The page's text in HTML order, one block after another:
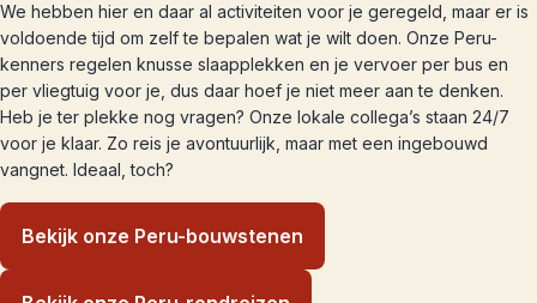
We hebben hier en daar al activiteiten voor je geregeld, maar er is
voldoende tijd om zelf te bepalen wat je wilt doen. Onze Peru-
kenners regelen knusse slaapplekken en je vervoer per bus en
per vliegtuig voor je, dus daar hoef je niet meer aan te denken.
Heb je ter plekke nog vragen? Onze lokale collega’s staan 24/7
voor je klaar. Zo reis je avontuurlijk, maar met een ingebouwd
vangnet. Ideaal, toch?
Bekijk onze Peru-bouwstenen